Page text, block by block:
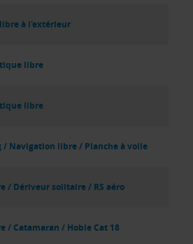
à l'extérieur
libre
libre
/ Navigation libre / Planche à voile
/ Dériveur solitaire / RS aéro
/ Catamaran / Hobie Cat 18